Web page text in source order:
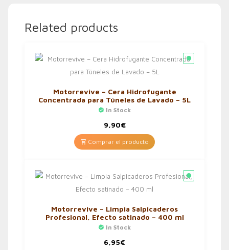
Related products
Motorrevive – Cera Hidrofugante
Concentrada para Túneles de Lavado – 5L
In Stock
9,90€
Comprar el producto
Motorrevive – Limpia Salpicaderos
Profesional, Efecto satinado – 400 ml
In Stock
6,95€